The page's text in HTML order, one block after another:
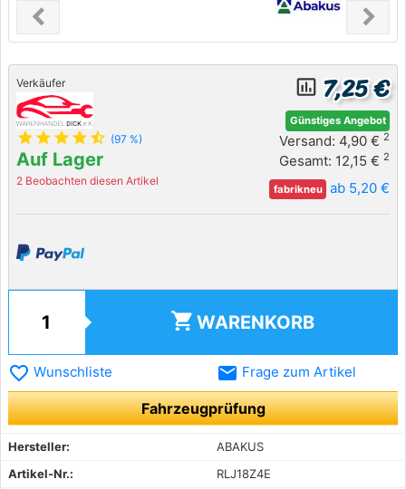
chevron_leftPrevious chevron_right
Next
Verkäufer
star star star star star_half (97 %)
Auf Lager
2 Beobachten diesen Artikel
insert_chart_outlined 7,25 €
Günstiges Angebot
Versand: 4,90 € 2
Gesamt: 12,15 € 2
fabrikneu ab 5,20 €
shopping_cart WARENKORB
favorite_border Wunschliste email Frage zum Artikel
Fahrzeugprüfung
Hersteller:
ABAKUS
Artikel-Nr.:
RLJ18Z4E